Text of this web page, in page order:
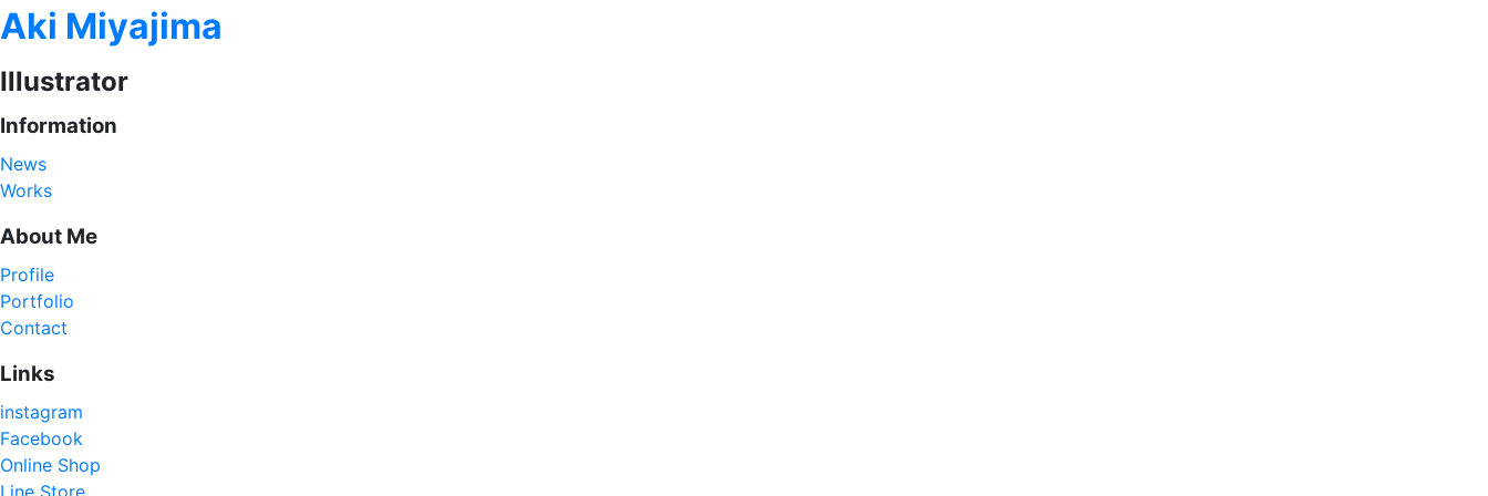
Aki Miyajima
Illustrator
Information
News
Works
About Me
Profile
Portfolio
Contact
Links
instagram
Facebook
Online Shop
Line Store